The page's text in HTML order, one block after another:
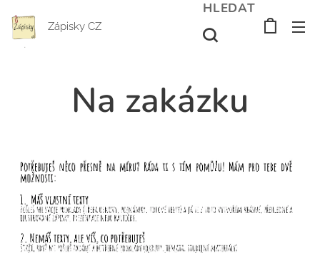
Zápisky CZ
HLEDAT
Na zakázku